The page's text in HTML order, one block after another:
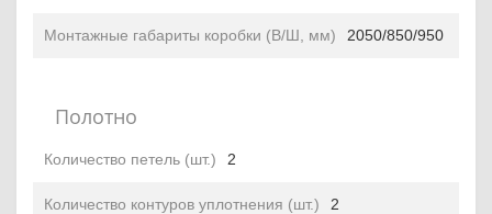
Монтажные габариты коробки (В/Ш, мм) 2050/850/950
Полотно
Количество петель (шт.) 2
Количество контуров уплотнения (шт.) 2